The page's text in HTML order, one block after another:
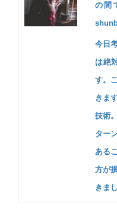
の間
今日
は絶
す。
きま
技術
ター
ある
方が
きま